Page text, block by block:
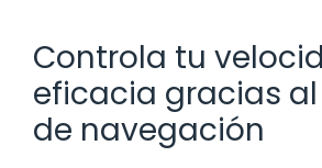
Controla tu
eficacia gracias
de navegación